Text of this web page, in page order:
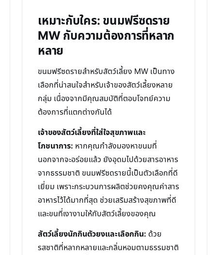
เหมาะกับใคร: ขนมฟรีซดราย
MW กับความต้องการที่หลาก
หลาย
ขนมฟรีซดรายสำหรับสัตว์เลี้ยง MW เป็นทาง
เลือกที่น่าสนใจสำหรับเจ้าของสัตว์เลี้ยงหลาย
กลุ่ม เนื่องจากมีคุณสมบัติที่ตอบโจทย์ความ
ต้องการที่แตกต่างกันได้
เจ้าของสัตว์เลี้ยงที่ใส่ใจสุขภาพและ
โภชนาการ: หากคุณกำลังมองหาขนมที่
นอกจากจะอร่อยแล้ว ยังอุดมไปด้วยสารอาหาร
จากธรรมชาติ ขนมฟรีซดรายนี้เป็นตัวเลือกที่ดี
เยี่ยม เพราะกระบวนการผลิตช่วยคงคุณค่าสาร
อาหารไว้ได้มากที่สุด ช่วยเสริมสร้างสุขภาพที่ดี
และขนที่เงางามให้กับสัตว์เลี้ยงของคุณ
สัตว์เลี้ยงนักกินตัวยงและเลือกกิน: ด้วย
รสชาติที่หลากหลายและกลิ่นหอมตามธรรมชาติ